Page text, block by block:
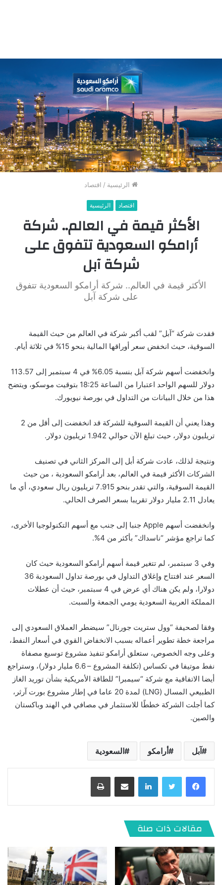
الرئيسية / اقتصاد
اقتصاد الرئيسية
الأكثر قيمة في العالم.. شركة
أرامكو السعودية تتفوق على
شركة آبل
الأكثر قيمة في العالم.. شركة أرامكو السعودية تتفوق
على شركة آبل
فقدت شركة “آبل” لقب أكبر شركة في العالم من حيث القيمة
السوقية، حيث انخفض سعر أوراقها المالية بنحو 15% في ثلاثة أيام.
وانخفضت أسهم شركة آبل بنسبة 6.05% في 4 سبتمبر إلى 113.57
دولار للسهم الواحد اعتبارا من الساعة 18:25 بتوقيت موسكو، ويتضح
هذا من خلال البيانات من التداول في بورصة نيويورك.
وهذا يعني أن القيمة السوقية للشركة قد انخفضت إلى أقل من 2
تريليون دولار، حيث تبلغ الآن حوالي 1.942 تريليون دولار.
ونتيجة لذلك، عادت شركة أبل إلى المركز الثاني في تصنيف
الشركات الأكثر قيمة في العالم، بعد أرامكو السعودية ، من حيث
القيمة السوقية، والتي تقدر بنحو 7.915 تريليون ريال سعودي، أي ما
يعادل 2.11 مليار دولار تقريبا بسعر الصرف الحالي.
وانخفضت أسهم Apple جنبا إلى جنب مع أسهم التكنولوجيا الأخرى،
كما تراجع مؤشر “ناسداك” بأكثر من 4%.
وفي 3 سبتمبر، لم تتغير قيمة أسهم أرامكو السعودية حيث كان
السعر عند افتتاح وإغلاق التداول في بورصة تداول السعودية 36
دولارا، ولم يكن هناك أي عرض في 4 سبتمبر، حيث أن عطلات
المملكة العربية السعودية يومي الجمعة والسبت.
وفقا لصحيفة “وول ستريت جورنال” سيضطر العملاق السعودي إلى
مراجعة خطة تطوير أعماله بسبب الانخفاض القوي في أسعار النفط،
وعلى وجه الخصوص، ستعلق أرامكو تنفيذ مشروع توسيع مصفاة
نفط موتيفا في تكساس (تكلفة المشروع – 6.6 مليار دولار)، وستراجع
أيضا الاتفاقية مع شركة “سيمبرا” للطاقة الأمريكية بشأن توريد الغاز
الطبيعي المسال (LNG) لمدة 20 عاما في إطار مشروع بورت آرثر،
كما أجلت الشركة خططًا للاستثمار في مصافي في الهند وباكستان
والصين.
آبل أرامكو السعودية
لينكدإن
مقالات ذات صلة